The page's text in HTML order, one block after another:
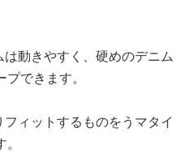
動きやすく、硬めのデニム
できます。
ィットするものをうマタイ